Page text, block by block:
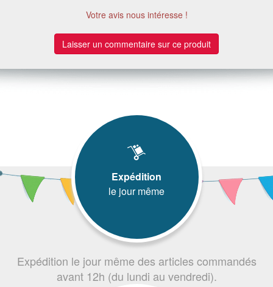
Votre avis nous intéresse !
Laisser un commentaire sur ce produit
Expédition
le jour même
Expédition le jour même des articles commandés
avant 12h (du lundi au vendredi).